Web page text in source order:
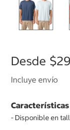
Desde
Incluye envío
Características
- Disponible en